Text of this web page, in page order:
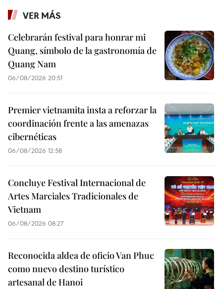
VER MÁS
Celebrarán festival para honrar mi
Quang, símbolo de la gastronomía de
Quang Nam
06/08/2026 20:51
Premier vietnamita insta a reforzar la
coordinación frente a las amenazas
cibernéticas
06/08/2026 12:58
Concluye Festival Internacional de
Artes Marciales Tradicionales de
Vietnam
06/08/2026 08:27
Reconocida aldea de oficio Van Phuc
como nuevo destino turístico
artesanal de Hanoi